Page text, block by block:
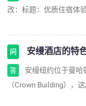
改：标题：优质住宿体
问 安缦酒店的特
答
安缦纽约位于曼哈
（Crown Building），